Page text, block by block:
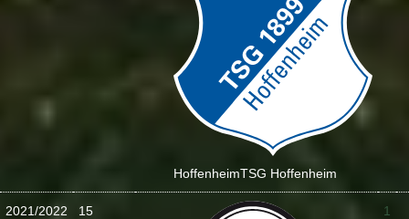
HoffenheimTSG Hoffenheim
2021/2022 15
1